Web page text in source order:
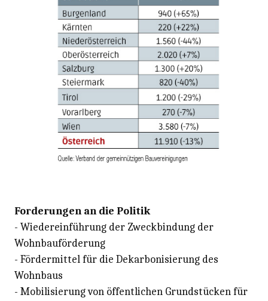
Forderungen an die Politik
- Wiedereinführung der Zweckbindung der
Wohnbauförderung
- Fördermittel für die Dekarbonisierung des
Wohnbaus
- Mobilisierung von öffentlichen Grundstücken für